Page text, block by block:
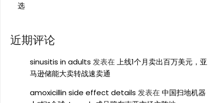
选
近期评论
sinusitis in adults 发表在上线1个月卖出百万美元，亚
马逊储能大卖转战速卖通
amoxicillin side effect details 发表在中国扫地机器